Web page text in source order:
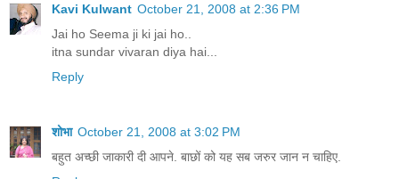
Kavi Kulwant October 21, 2008 at 2:36 PM
Jai ho Seema ji ki jai ho..
itna sundar vivaran diya hai...
Reply
शोभा October 21, 2008 at 3:02 PM
बहुत अच्छी जाकारी दी आपने. बाछों को यह सब जरुर जान न चाहिए.